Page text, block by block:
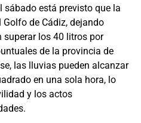
sábado está previsto que la
Golfo de Cádiz, dejando
superar los 40 litros por
de la provincia de
las lluvias pueden alcanzar
en una sola hora, lo
y los actos